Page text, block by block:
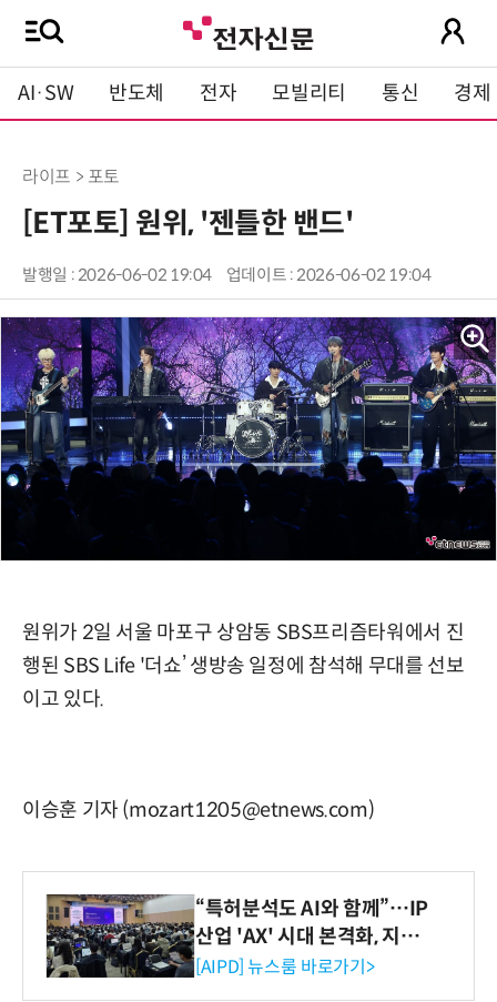
AI·SW 반도체 전자 모빌리티 통신 경제
라이프 > 포토
[ET포토] 원위, '젠틀한 밴드'
발행일 : 2026-06-02 19:04 업데이트 : 2026-06-02 19:04
원위가 2일 서울 마포구 상암동 SBS프리즘타워에서 진
행된 SBS Life '더쇼’ 생방송 일정에 참석해 무대를 선보
이고 있다.
이승훈 기자 (mozart1205@etnews.com)
“특허분석도 AI와 함께”…IP
산업 'AX' 시대 본격화, 지식
재산처 1호 AI IP데이터분석
[AIPD] 뉴스룸 바로가기>